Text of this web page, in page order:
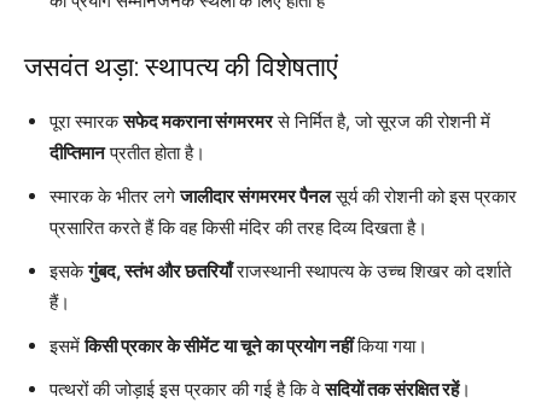
जसवंत थड़ा: स्थापत्य की विशेषताएं
पूरा स्मारकसफेद मकराना संगमरमरसे निर्मित है, जो सूरज की रोशनी में
दीप्तिमानप्रतीत होता है।
स्मारक के भीतर लगेजालीदार संगमरमर पैनलसूर्य की रोशनी को इस प्रकार
प्रसारित करते हैं कि वह किसी मंदिर की तरह दिव्य दिखता है।
इसकेगुंबद, स्तंभ और छतरियाँराजस्थानी स्थापत्य के उच्च शिखर को दर्शाते
हैं।
इसमेंकिसी प्रकार के सीमेंट या चूने का प्रयोग नहींकिया गया।
पत्थरों की जोड़ाई इस प्रकार की गई है कि वेसदियों तक संरक्षित रहें।